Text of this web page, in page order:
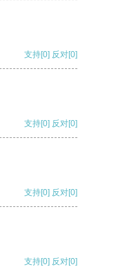
支持[0] 反对[0]
支持[0] 反对[0]
支持[0] 反对[0]
支持[0] 反对[0]